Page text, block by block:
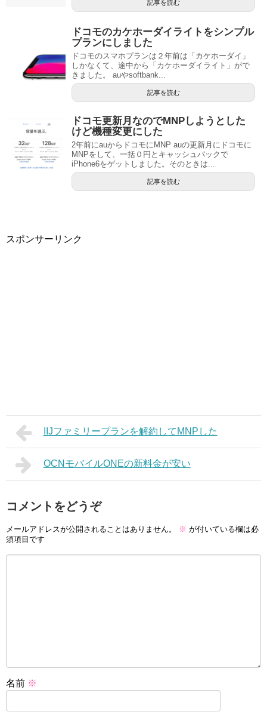
記事を読む
ドコモのカケホーダイライトをシンプル
プランにしました
ドコモのスマホプランは２年前は「カケホーダイ」
しかなくて、途中から「カケホーダイライト」がで
きました。 auやsoftbank...
記事を読む
ドコモ更新月なのでMNPしようとした
けど機種変更にした
2年前にauからドコモにMNP auの更新月にドコモに
MNPをして、一括０円とキャッシュバックで
iPhone6をゲットしました。そのときは...
記事を読む
スポンサーリンク
IIJファミリープランを解約してMNPした
OCNモバイルONEの新料金が安い
コメントをどうぞ
メールアドレスが公開されることはありません。 ※ が付いている欄は必
須項目です
名前 ※